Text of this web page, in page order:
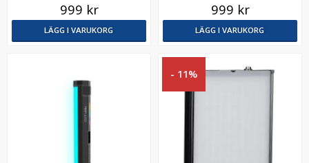
999 kr
LÄGG I VARUKORG
999 kr
LÄGG I VARUKORG
- 11%